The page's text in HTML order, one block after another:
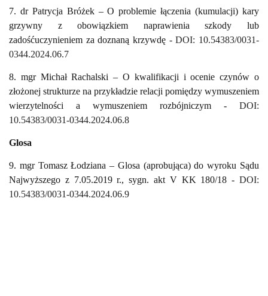
7. dr Patrycja Bróżek – O problemie łączenia (kumulacji) kary
grzywny z obowiązkiem naprawienia szkody lub
zadośćuczynieniem za doznaną krzywdę -DOI: 10.54383/0031-
0344.2024.06.7
8. mgr Michał Rachalski – O kwalifikacji i ocenie czynów o
złożonej strukturze na przykładzie relacji pomiędzy wymuszeniem
wierzytelności a wymuszeniem rozbójniczym - DOI:
10.54383/0031-0344.2024.06.8
Glosa
9. mgr Tomasz Łodziana – Glosa (aprobująca) do wyroku Sądu
Najwyższego z 7.05.2019 r., sygn. akt V KK 180/18 - DOI:
10.54383/0031-0344.2024.06.9